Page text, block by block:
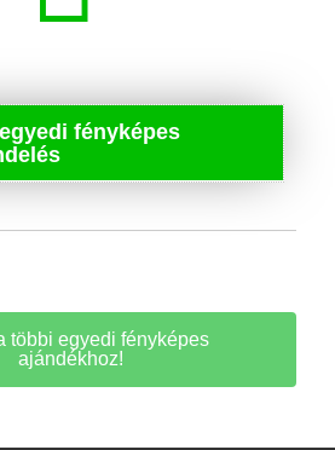
fényképes
többi egyedi fényképes
ajándékhoz!